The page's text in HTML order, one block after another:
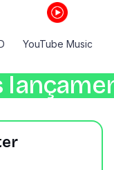
YouTube Music